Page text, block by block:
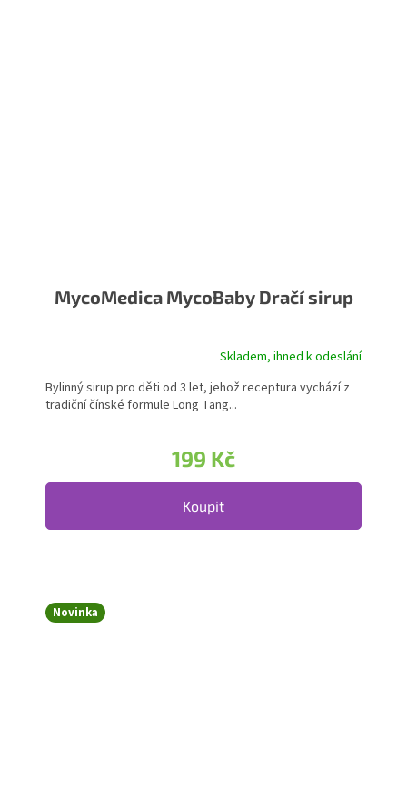
MycoMedica MycoBaby Dračí sirup
Průměrné hodnocení produktu je 5,0 z 5 hvězdiček.
Skladem, ihned k odeslání
199 Kč
Koupit
Bylinný sirup pro děti od 3 let, jehož receptura vychází z
tradiční čínské formule Long Tang...
Novinka